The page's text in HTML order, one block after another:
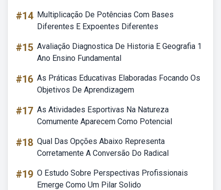
#14 Multiplicação De Potências Com Bases
Diferentes E Expoentes Diferentes
#15 Avaliação Diagnostica De Historia E Geografia 1
Ano Ensino Fundamental
#16 As Práticas Educativas Elaboradas Focando Os
Objetivos De Aprendizagem
#17 As Atividades Esportivas Na Natureza
Comumente Aparecem Como Potencial
#18 Qual Das Opções Abaixo Representa
Corretamente A Conversão Do Radical
#19 O Estudo Sobre Perspectivas Profissionais
Emerge Como Um Pilar Solido